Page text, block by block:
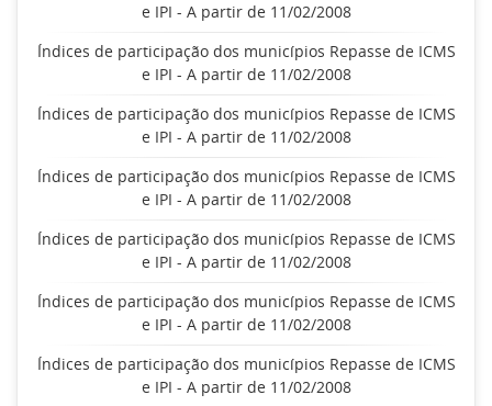
e IPI - A partir de 11/02/2008
Índices de participação dos municípios Repasse de ICMS
e IPI - A partir de 11/02/2008
Índices de participação dos municípios Repasse de ICMS
e IPI - A partir de 11/02/2008
Índices de participação dos municípios Repasse de ICMS
e IPI - A partir de 11/02/2008
Índices de participação dos municípios Repasse de ICMS
e IPI - A partir de 11/02/2008
Índices de participação dos municípios Repasse de ICMS
e IPI - A partir de 11/02/2008
Índices de participação dos municípios Repasse de ICMS
e IPI - A partir de 11/02/2008